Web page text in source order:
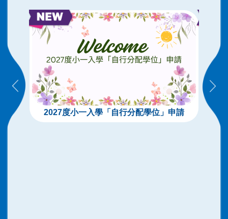
2027度小一入學「自行分配學位」申請